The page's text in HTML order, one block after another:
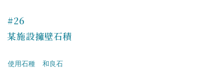
#26
某施設擁壁石積
使用石種 和良石